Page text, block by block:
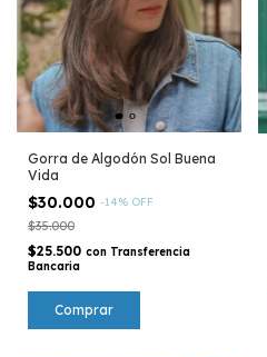
Gorra de Algodón Sol Buena
Vida
$30.000 -14% OFF
$35.000
$25.500 con Transferencia
Bancaria